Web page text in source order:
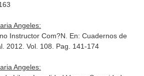
Angeles:
Instructor Com?N. En: Cuadernos de
. 2012. Vol. 108. Pag. 141-174
Angeles: